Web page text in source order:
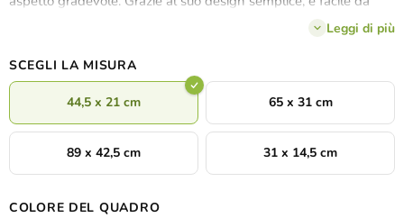
Leggi di più
SCEGLI LA MISURA
44,5 x 21 cm 65 x 31 cm
89 x 42,5 cm 31 x 14,5 cm
COLORE DEL QUADRO